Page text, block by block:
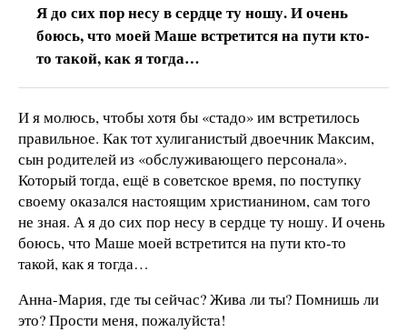
Я до сих пор несу в сердце ту ношу. И очень
боюсь, что моей Маше встретится на пути кто-
то такой, как я тогда…
И я молюсь, чтобы хотя бы «стадо» им встретилось
правильное. Как тот хулиганистый двоечник Максим,
сын родителей из «обслуживающего персонала».
Который тогда, ещё в советское время, по поступку
своему оказался настоящим христианином, сам того
не зная. А я до сих пор несу в сердце ту ношу. И очень
боюсь, что Маше моей встретится на пути кто-то
такой, как я тогда…
Анна-Мария, где ты сейчас? Жива ли ты? Помнишь ли
это? Прости меня, пожалуйста!